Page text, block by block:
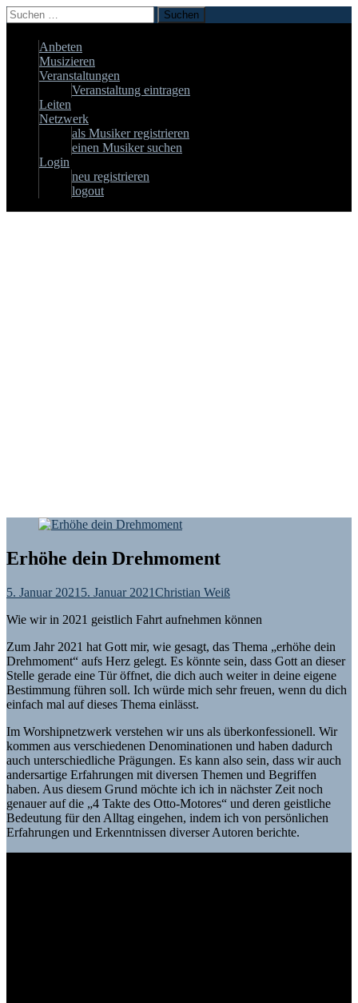
Suchen
nach:
springen
Anbeten
Musizieren
Veranstaltungen
Veranstaltung eintragen
Leiten
Netzwerk
als Musiker registrieren
einen Musiker suchen
Login
neu registrieren
logout
Erhöhe dein Drehmoment
5. Januar 2021 5. Januar 2021Christian Weiß
Wie wir in 2021 geistlich Fahrt aufnehmen können
Zum Jahr 2021 hat Gott mir, wie gesagt, das Thema „erhöhe dein
Drehmoment“ aufs Herz gelegt. Es könnte sein, dass Gott an dieser
Stelle gerade eine Tür öffnet, die dich auch weiter in deine eigene
Bestimmung führen soll. Ich würde mich sehr freuen, wenn du dich
einfach mal auf dieses Thema einlässt.
Im Worshipnetzwerk verstehen wir uns als überkonfessionell. Wir
kommen aus verschiedenen Denominationen und haben dadurch
auch unterschiedliche Prägungen. Es kann also sein, dass wir auch
andersartige Erfahrungen mit diversen Themen und Begriffen
haben. Aus diesem Grund möchte ich ich in nächster Zeit noch
genauer auf die „4 Takte des Otto-Motores“ und deren geistliche
Bedeutung für den Alltag eingehen, indem ich von persönlichen
Erfahrungen und Erkenntnissen diverser Autoren berichte.